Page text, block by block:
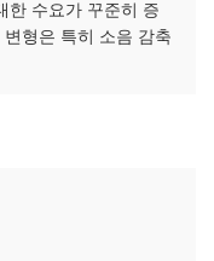
한 수요가 꾸준히 증
형은 특히 소음 감축